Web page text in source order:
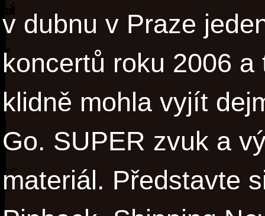
v dubnu v Praze
koncertů roku 2006
klidně mohla vyjít
Go. SUPER zvuk a
materiál. Představte